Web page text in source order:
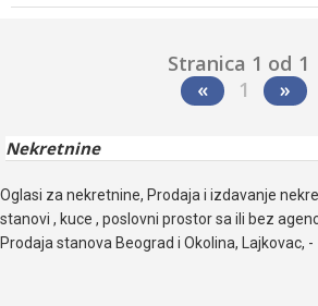
Stranica 1 od 1
«
1 »
Nekretnine
Oglasi za nekretnine, Prodaja i izdavanje
stanovi , kuce , poslovni prostor sa ili bez
Prodaja stanova Beograd i Okolina, Lajkovac, -